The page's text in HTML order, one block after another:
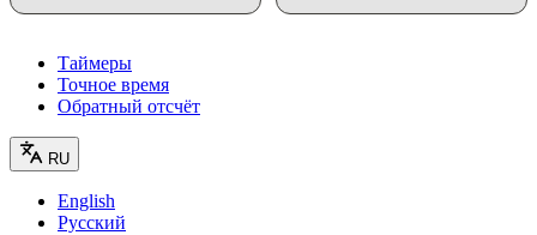
Таймеры
Точное время
Обратный отсчёт
RU
English
Русский